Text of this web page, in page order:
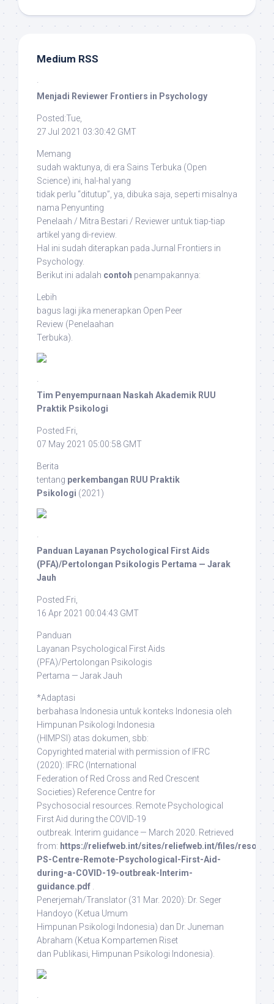
Medium RSS
·
Menjadi Reviewer Frontiers in Psychology
Posted:Tue,
27 Jul 2021 03:30:42 GMT
Memang
sudah waktunya, di era Sains Terbuka (Open
Science) ini, hal-hal yang
tidak perlu “ditutup”, ya, dibuka saja, seperti misalnya
nama Penyunting
Penelaah / Mitra Bestari / Reviewer untuk tiap-tiap
artikel yang di-review.
Hal ini sudah diterapkan pada Jurnal Frontiers in
Psychology.
Berikut ini adalah contoh penampakannya:
Lebih
bagus lagi jika menerapkan Open Peer
Review (Penelaahan
Terbuka).
·
Tim Penyempurnaan Naskah Akademik RUU
Praktik Psikologi
Posted:Fri,
07 May 2021 05:00:58 GMT
Berita
tentang perkembangan RUU Praktik
Psikologi (2021)
·
Panduan Layanan Psychological First Aids
(PFA)/Pertolongan Psikologis Pertama — Jarak
Jauh
Posted:Fri,
16 Apr 2021 00:04:43 GMT
Panduan
Layanan Psychological First Aids
(PFA)/Pertolongan Psikologis
Pertama — Jarak Jauh
*Adaptasi
berbahasa Indonesia untuk konteks Indonesia oleh
Himpunan Psikologi Indonesia
(HIMPSI) atas dokumen, sbb:
Copyrighted material with permission of IFRC
(2020): IFRC (International
Federation of Red Cross and Red Crescent
Societies) Reference Centre for
Psychosocial resources. Remote Psychological
First Aid during the COVID-19
outbreak. Interim guidance — March 2020. Retrieved
from: https://reliefweb.int/sites/reliefweb.int/files/
PS-Centre-Remote-Psychological-First-Aid-
during-a-COVID-19-outbreak-Interim-
guidance.pdf .
Penerjemah/Translator (31 Mar. 2020): Dr. Seger
Handoyo (Ketua Umum
Himpunan Psikologi Indonesia) dan Dr. Juneman
Abraham (Ketua Kompartemen Riset
dan Publikasi, Himpunan Psikologi Indonesia).
·